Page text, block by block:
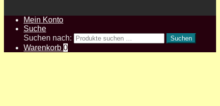
Mein Konto
Suche
Suchen nach:
Suchen
Warenkorb 0